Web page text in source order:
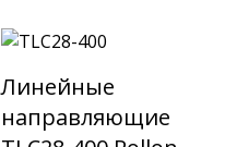
Линейные
направляющие